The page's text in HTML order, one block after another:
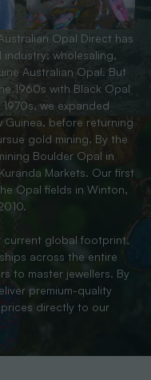
Opal Direct has
wholesaling,
Australian Opal. But
1960s with Black Opal
we expanded
Guinea, before returning
gold mining. By the
Boulder Opal in
Markets. Our first
Opal fields in Winton,
current global footprint,
across the entire
to master jewellers. By
premium-quality
directly to our